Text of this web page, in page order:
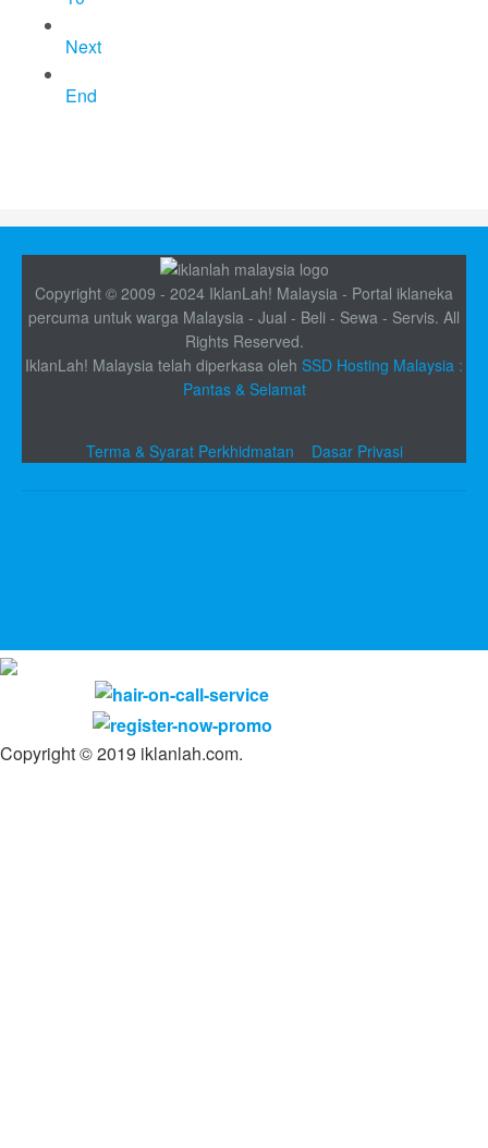
Next
End
Copyright © 2009 - 2024 IklanLah! Malaysia - Portal iklaneka
percuma untuk warga Malaysia - Jual - Beli - Sewa - Servis. All
Rights Reserved.
IklanLah! Malaysia telah diperkasa oleh SSD Hosting Malaysia :
Pantas & Selamat
Terma & Syarat Perkhidmatan Dasar Privasi
Copyright © 2019 iklanlah.com.